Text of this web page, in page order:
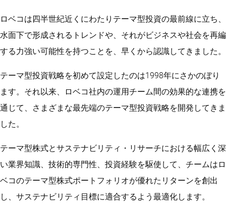
ロベコは四半世紀近くにわたりテーマ型投資の最前線に立ち、
水面下で形成されるトレンドや、それがビジネスや社会を再編
する力強い可能性を持つことを、早くから認識してきました。
テーマ型投資戦略を初めて設定したのは1998年にさかのぼり
ます。それ以来、ロベコ社内の運用チーム間の効果的な連携を
通じて、さまざまな最先端のテーマ型投資戦略を開発してきま
した。
テーマ型株式とサステナビリティ・リサーチにおける幅広く深
い業界知識、技術的専門性、投資経験を駆使して、チームはロ
ベコのテーマ型株式ポートフォリオが優れたリターンを創出
し、サステナビリティ目標に適合するよう最適化します。